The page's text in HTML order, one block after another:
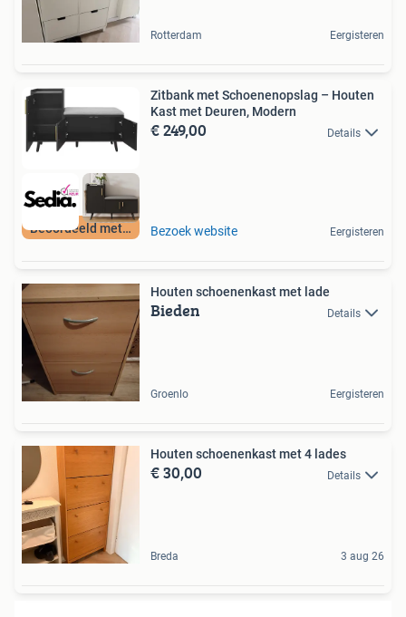
Rotterdam Eergisteren
Beoordeeld met 9+
Zitbank met Schoenenopslag – Houten
Kast met Deuren, Modern
€ 249,00 Details
Bezoek website Eergisteren
Houten schoenenkast met lade
Bieden Details
Groenlo Eergisteren
Houten schoenenkast met 4 lades
€ 30,00 Details
Breda 3 aug 26